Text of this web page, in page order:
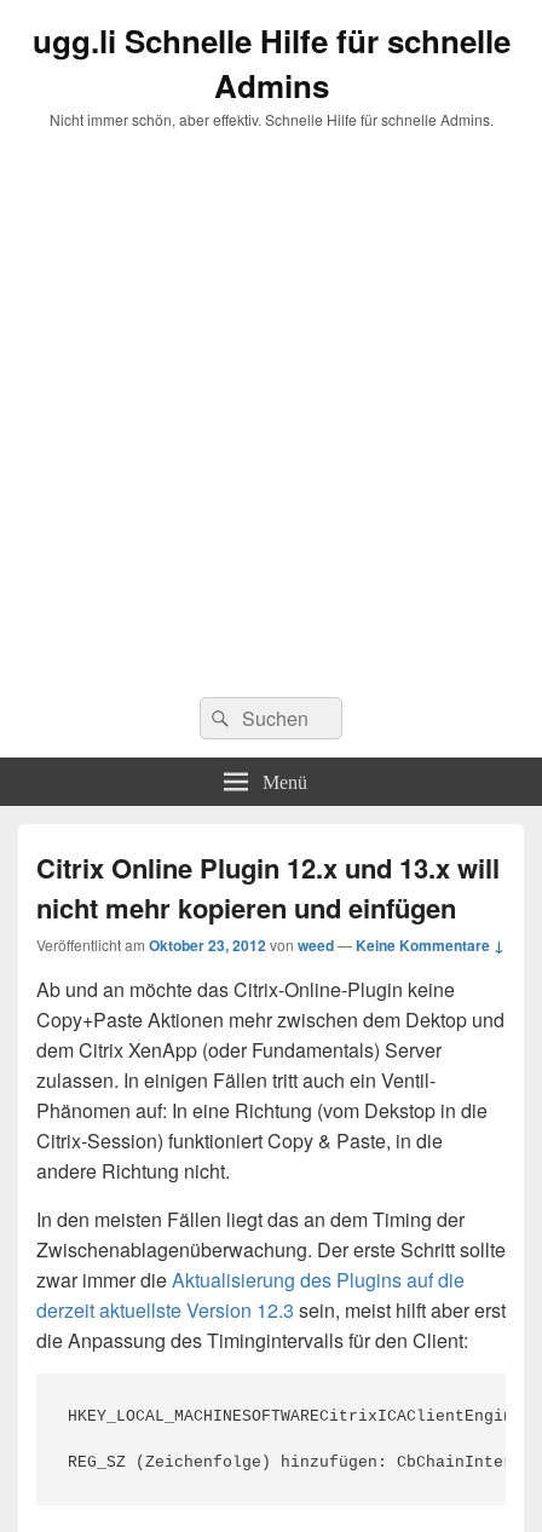
ugg.li Schnelle Hilfe für schnelle
Admins
Nicht immer schön, aber effektiv. Schnelle Hilfe für schnelle Admins.
Suchen
nach:
Suchen
Menü
Citrix Online Plugin 12.x und 13.x will
nicht mehr kopieren und einfügen
Veröffentlicht am Oktober 23, 2012von weed—Keine Kommentare ↓
Ab und an möchte das Citrix-Online-Plugin keine
Copy+Paste Aktionen mehr zwischen dem Dektop und
dem Citrix XenApp (oder Fundamentals) Server
zulassen. In einigen Fällen tritt auch ein Ventil-
Phänomen auf: In eine Richtung (vom Dekstop in die
Citrix-Session) funktioniert Copy & Paste, in die
andere Richtung nicht.
In den meisten Fällen liegt das an dem Timing der
Zwischenablagenüberwachung. Der erste Schritt sollte
zwar immer dieAktualisierung des Plugins auf die
derzeit aktuellste Version 12.3 sein, meist hilft aber erst
die Anpassung des Timingintervalls für den Client: